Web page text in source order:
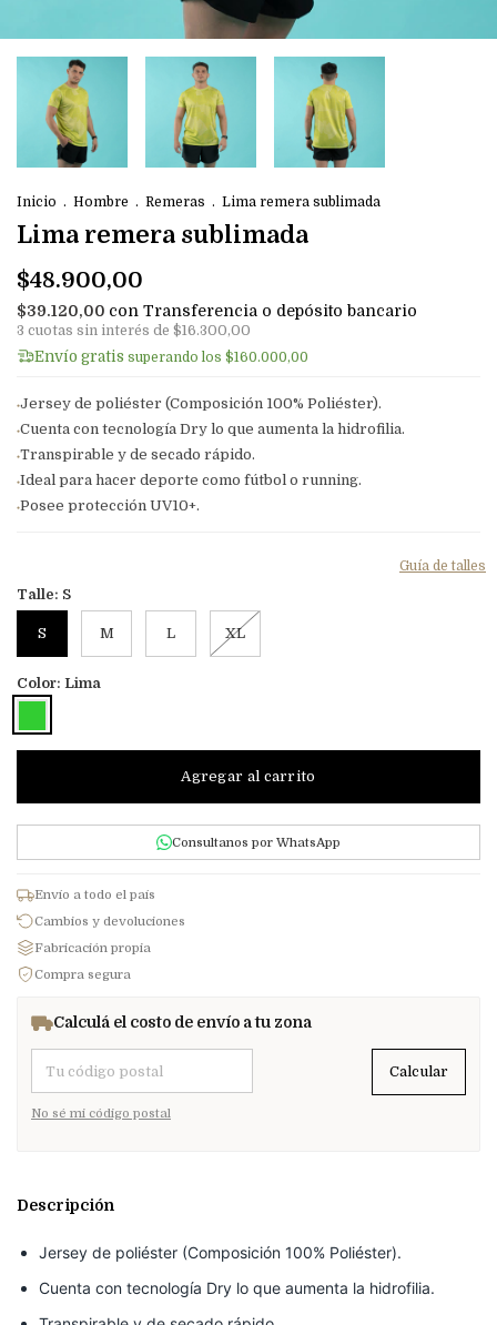
Inicio . Hombre . Remeras . Lima remera sublimada
Lima remera sublimada
$48.900,00
$39.120,00 con Transferencia o depósito bancario
3 cuotas sin interés de $16.300,00
Envío gratis superando los $160.000,00
●Jersey de poliéster (Composición 100% Poliéster).
●Cuenta con tecnología Dry lo que aumenta la hidrofilia.
●Transpirable y de secado rápido.
●Ideal para hacer deporte como fútbol o running.
●Posee protección UV10+.
Guía de talles
Talle: S
S M L XL
Color: Lima
Consultanos por WhatsApp
Envío a todo el país
Cambios y devoluciones
Fabricación propia
Compra segura
Calculá el costo de envío a tu zona
Entregas para el CP:
Calcular
No sé mi código postal
Descripción
Jersey de poliéster (Composición 100% Poliéster).
Cuenta con tecnología Dry lo que aumenta la hidrofilia.